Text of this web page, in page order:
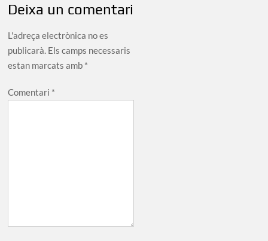
Deixa un comentari
L'adreça electrònica no es
publicarà. Els camps necessaris
estan marcats amb *
Comentari *